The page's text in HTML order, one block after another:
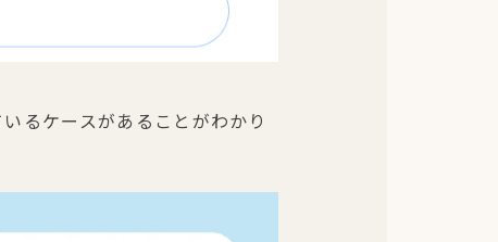
るケースがあることがわかり